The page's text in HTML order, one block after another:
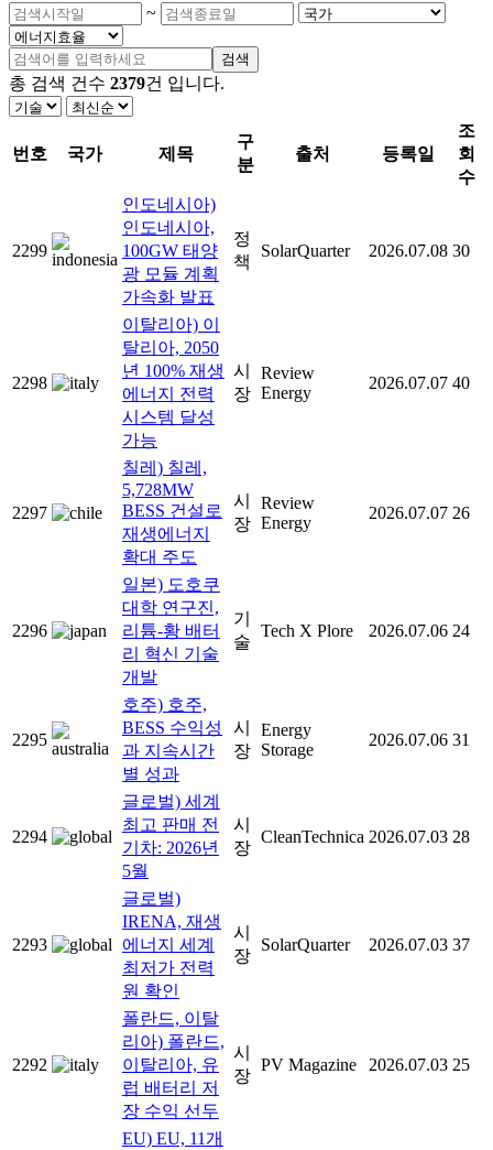
~
검색
총 검색 건수 2379건 입니다.
번호 국가 제목
구
분
출처 등록일
조
회
수
2299
인도네시아)
인도네시아,
100GW 태양
광 모듈 계획
가속화 발표
정
책
SolarQuarter 2026.07.08 30
2298
이탈리아) 이
탈리아, 2050
년 100% 재생
에너지 전력
시스템 달성
가능
시
장
Review
Energy
2026.07.07 40
2297
칠레) 칠레,
5,728MW
BESS 건설로
재생에너지
확대 주도
시
장
Review
Energy
2026.07.07 26
2296
일본) 도호쿠
대학 연구진,
리튬-황 배터
리 혁신 기술
개발
기
술
Tech X Plore 2026.07.06 24
2295
호주) 호주,
BESS 수익성
과 지속시간
별 성과
시
장
Energy
Storage
2026.07.06 31
2294
글로벌) 세계
최고 판매 전
기차: 2026년
5월
시
장
CleanTechnica 2026.07.03 28
2293
글로벌)
IRENA, 재생
에너지 세계
최저가 전력
원 확인
시
장
SolarQuarter 2026.07.03 37
2292
폴란드, 이탈
리아) 폴란드,
이탈리아, 유
럽 배터리 저
장 수익 선두
시
장
PV Magazine 2026.07.03 25
EU) EU, 11개